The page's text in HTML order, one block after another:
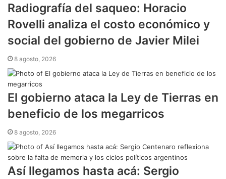
Radiografía del saqueo: Horacio
Rovelli analiza el costo económico y
social del gobierno de Javier Milei
8 agosto, 2026
​El gobierno ataca la Ley de Tierras en
beneficio de los megarricos
8 agosto, 2026
Así llegamos hasta acá: Sergio